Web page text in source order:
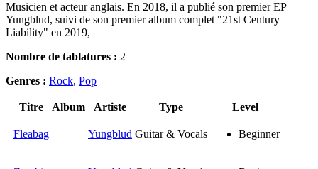
Musicien et acteur anglais. En 2018, il a publié son premier EP
Yungblud, suivi de son premier album complet "21st Century
Liability" en 2019,
Nombre de tablatures : 2
Genres : Rock, Pop
Titre Album Artiste Type Level
Fleabag Yungblud Guitar & Vocals Beginner